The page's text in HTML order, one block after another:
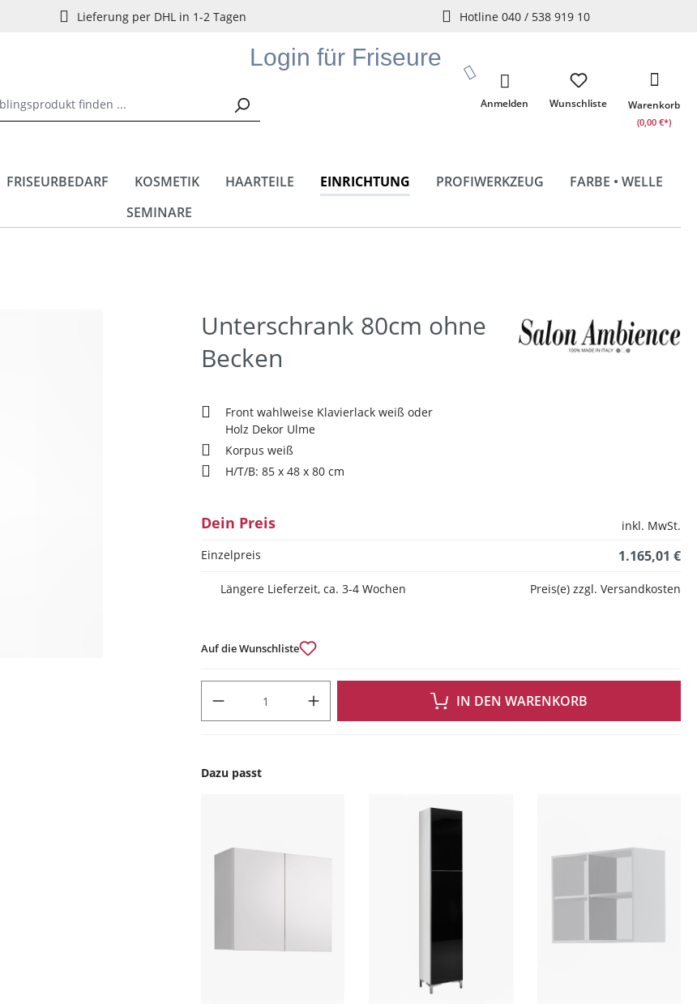
Lieferung per DHL in 1-2 Tagen Hotline 040 / 538 919 10
Login für Friseure
Wunschliste
Anmelden Warenkorb
(0,00 €*)
FRISEURBEDARF KOSMETIK HAARTEILE EINRICHTUNG PROFIWERKZEUG
FARBE • WELLE
SEMINARE
Unterschrank 80cm ohne
Becken
Front wahlweise Klavierlack weiß oder
Holz Dekor Ulme
Korpus weiß
H/T/B: 85 x 48 x 80 cm
Dein Preis
inkl. MwSt.
Einzelpreis
1.165,01 €
Längere Lieferzeit, ca. 3-4 Wochen Preis(e) zzgl. Versandkosten
Auf die Wunschliste
IN DEN WARENKORB
Dazu passt